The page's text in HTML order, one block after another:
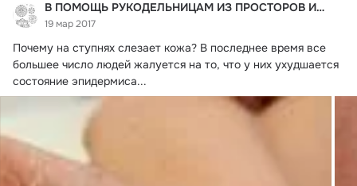
В ПОМОЩЬ РУКОДЕЛЬНИЦАМ ИЗ ПРОСТОРОВ ИНТЕРНЕТА.
19 мар 2017
Почему на ступнях слезает кожа? В последнее время все
большее число людей жалуется на то, что у них ухудшается
состояние эпидермиса...